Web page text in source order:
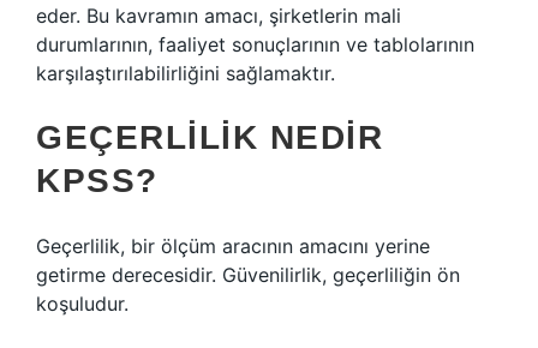
eder. Bu kavramın amacı, şirketlerin mali
durumlarının, faaliyet sonuçlarının ve tablolarının
karşılaştırılabilirliğini sağlamaktır.
GEÇERLILIK NEDIR
KPSS?
Geçerlilik, bir ölçüm aracının amacını yerine
getirme derecesidir. Güvenilirlik, geçerliliğin ön
koşuludur.